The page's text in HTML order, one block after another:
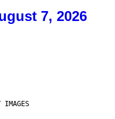
7, 2026
IMAGES